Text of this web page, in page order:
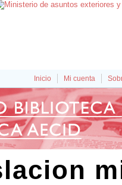
Inicio Mi cuenta